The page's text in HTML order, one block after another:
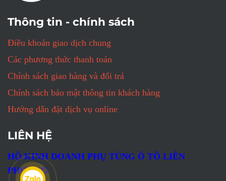
Thông tin - chính sách
Điều khoản giao dịch chung
Các phương thức thanh toán
Chính sách giao hàng và đổi trả
Chính sách bảo mật thông tin khách hàng
Hướng dẫn đặt dịch vụ online
LIÊN HỆ
HỘ KINH DOANH PHỤ TÙNG Ô TÔ LIÊN
PHƯƠNG